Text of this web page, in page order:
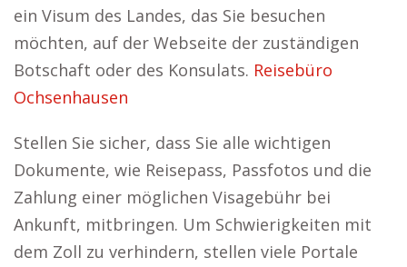
ein Visum des Landes, das Sie besuchen
möchten, auf der Webseite der zuständigen
Botschaft oder des Konsulats. Reisebüro
Ochsenhausen
Stellen Sie sicher, dass Sie alle wichtigen
Dokumente, wie Reisepass, Passfotos und die
Zahlung einer möglichen Visagebühr bei
Ankunft, mitbringen. Um Schwierigkeiten mit
dem Zoll zu verhindern, stellen viele Portale